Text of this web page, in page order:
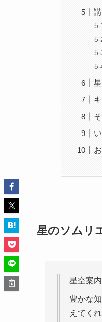
星のソムリ
星空案
豊かな
えてく